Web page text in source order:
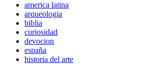
america latina
arqueologia
biblia
curiosidad
devocion
españa
historia del arte